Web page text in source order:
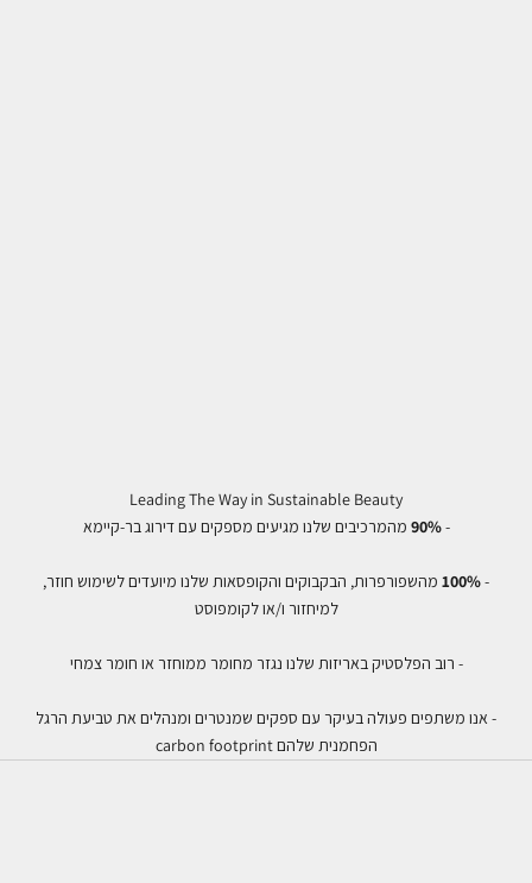
Leading The Way in Sustainable Beauty
-
90% מהמרכיבים שלנו מגיעים מספקים עם דירוג בר-קיימא
-
100% מהשפורפרות, הבקבוקים והקופסאות שלנו מיועדים לשימוש חוזר,
למיחזור ו/או לקומפוסט
- רוב הפלסטיק באריזות שלנו נגזר מחומר ממוחזר או חומר צמחי
- אנו משתפים פעולה בעיקר עם ספקים שמנטרים ומנהלים את טביעת הרגל
הפחמנית שלהם carbon footprint